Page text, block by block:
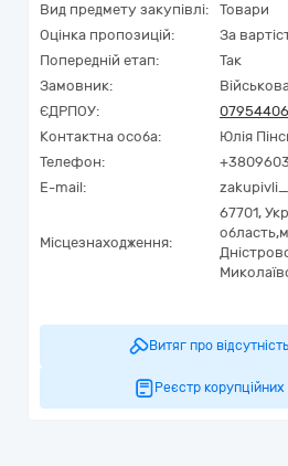
Вид предмету закупівлі:
Товари
Оцінка пропозицій:
За
Попередній етап:
Так
Замовник:
ЄДРПОУ:
07954406
Контактна особа:
Юлія
Телефон:
E-mail:
Місцезнаходження:
67701,
область,
Витяг про
Реєстр